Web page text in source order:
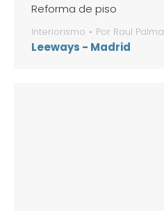
Reforma de piso
Interiorismo Por Raul Palma
Leeways - Madrid